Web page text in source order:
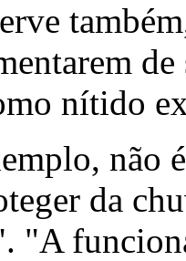
nítido
não
da
"A